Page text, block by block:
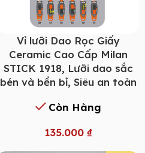
Vỉ lưỡi Dao Rọc Giấy
Ceramic Cao Cấp Milan
STICK 1918, Lưỡi dao sắc
bén và bền bỉ, Siêu an toàn
Còn Hàng
135.000 ₫